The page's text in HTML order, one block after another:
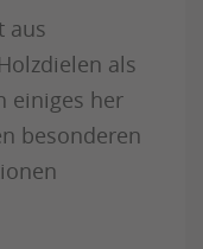
aus
als
einiges her
besonderen